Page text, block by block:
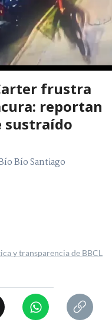
frustra
reportan
sustraído
Bío Santiago
y transparencia de BBCL